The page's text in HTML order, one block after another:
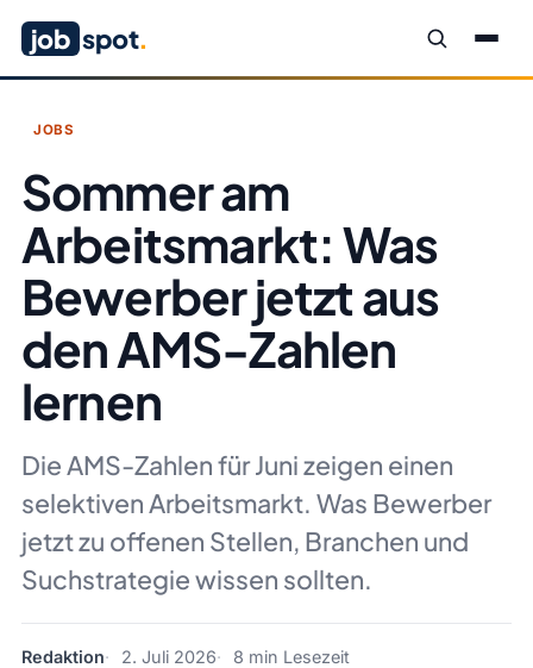
job spot.
JOBS
Sommer am
Arbeitsmarkt: Was
Bewerber jetzt aus
den AMS-Zahlen
lernen
Die AMS-Zahlen für Juni zeigen einen
selektiven Arbeitsmarkt. Was Bewerber
jetzt zu offenen Stellen, Branchen und
Suchstrategie wissen sollten.
Redaktion 2. Juli 2026 8 min Lesezeit